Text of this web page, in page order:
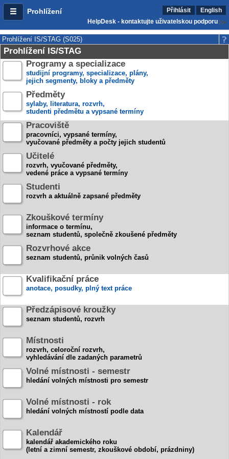
Prohlížení Přihlásit
English
HelpDesk - kontaktujte uživatelskou podporu
Prohlížení IS/STAG (S025)
Prohlížení IS/STAG
Programy a specializace
studijní programy, specializace, plány,
jejich segmenty, bloky a předměty
Předměty
sylaby, literatura, rozvrh,
studenti předmětu a vypsané termíny
Pracoviště
pracovníci, vypsané termíny,
vyučované předměty a počty jejich studentů
Učitelé
rozvrh, vyučované předměty,
vedené práce a vypsané termíny
Studenti
rozvrh a aktuálně zapsané předměty
Zkouškové termíny
informace o termínu,
seznam studentů, společně zkoušené předměty
Rozvrhové akce
seznam studentů, průnik volných časů
Kvalifikační práce
anotace, posudky, plný text práce
Předzápisové kroužky
seznam studentů, rozvrh
Místnosti
rozvrh, celoroční rozvrh,
vyhledávání dle zadaných parametrů
Volné místnosti - semestr
hledání volných místnosti pro semestr
Volné místnosti - rok
hledání volných místností podle data
Kalendář
kalendář akademického roku
(letní a zimní semestr, zkouškové období, prázdniny)